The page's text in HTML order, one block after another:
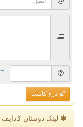
= ۵ بعلاوه ۱
درج کامنت
لینک دوستان كادایف